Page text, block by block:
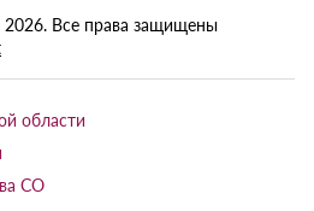
Все права защищены
области
СО